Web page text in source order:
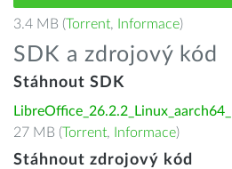
3.4 MB (Torrent, Informace)
SDK a zdrojový kód
Stáhnout SDK
27 MB (Torrent, Informace)
Stáhnout zdrojový kód